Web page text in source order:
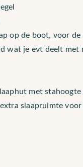
op de boot, voor
wat je evt deelt met
met
slaapruimte